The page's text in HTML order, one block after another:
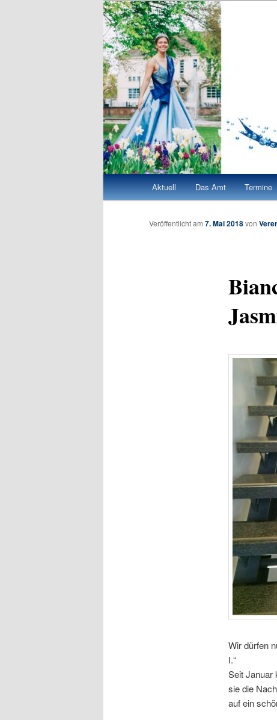
Quellenkönigin
Quellenkönigin Bad Vilbel 2026/27
Hauptmenü Aktuell Das Amt Termine
Veröffentlicht am 7. Mai 2018von
Wir dürfen
I.“
Seit Januar
sie die
auf ein